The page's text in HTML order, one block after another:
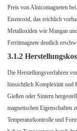
Preis von Alnicomagneten
Eisenoxid, das reichlich
Metalloxiden wie Mangan
Ferritmagnete deutlich
3.1.2
Die Herstellungsverfahren
hinsichtlich Komplexität und
Gießen oder Sintern
magnetischen Eigenschaften
Temperaturkontrolle und